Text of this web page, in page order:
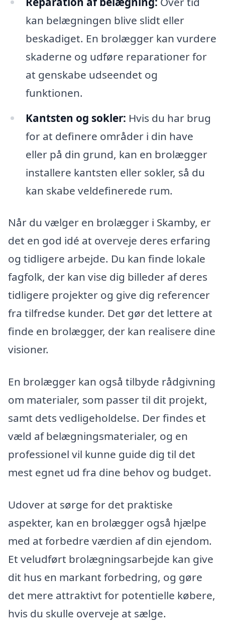
kan belægningen blive slidt eller
beskadiget. En brolægger kan vurdere
skaderne og udføre reparationer for
at genskabe udseendet og
funktionen.
Kantsten og sokler: Hvis du har brug
for at definere områder i din have
eller på din grund, kan en brolægger
installere kantsten eller sokler, så du
kan skabe veldefinerede rum.
Når du vælger en brolægger i Skamby, er
det en god idé at overveje deres erfaring
og tidligere arbejde. Du kan finde lokale
fagfolk, der kan vise dig billeder af deres
tidligere projekter og give dig referencer
fra tilfredse kunder. Det gør det lettere at
finde en brolægger, der kan realisere dine
visioner.
En brolægger kan også tilbyde rådgivning
om materialer, som passer til dit projekt,
samt dets vedligeholdelse. Der findes et
væld af belægningsmaterialer, og en
professionel vil kunne guide dig til det
mest egnet ud fra dine behov og budget.
Udover at sørge for det praktiske
aspekter, kan en brolægger også hjælpe
med at forbedre værdien af din ejendom.
Et veludført brolægningsarbejde kan give
dit hus en markant forbedring, og gøre
det mere attraktivt for potentielle købere,
hvis du skulle overveje at sælge.